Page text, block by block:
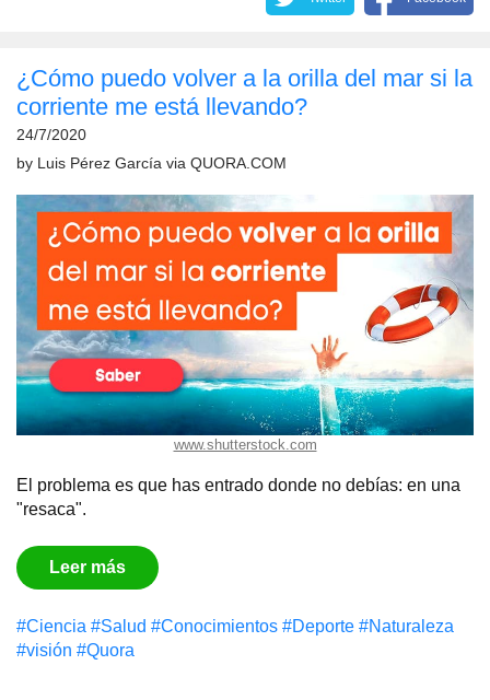
¿Cómo puedo volver a la orilla del mar si la
corriente me está llevando?
24/7/2020
by Luis Pérez García via QUORA.COM
www.shutterstock.com
El problema es que has entrado donde no debías: en una
"resaca".
Leer más
#Сiencia #Salud #Conocimientos #Deporte #Naturaleza
#visión #Quora